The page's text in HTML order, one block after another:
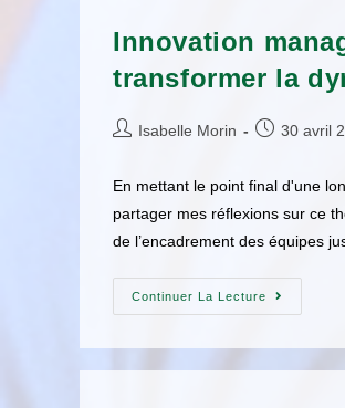
Innovation
transformer la
Isabelle Morin 30 avril
En mettant le point final d'une
partager mes réflexions sur ce
de l’encadrement des équipes
Continuer La Lecture